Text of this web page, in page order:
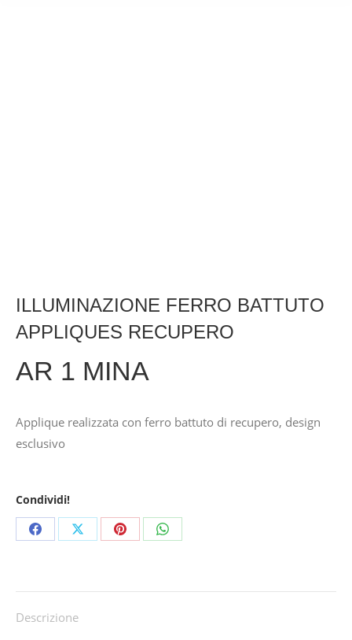
ILLUMINAZIONE FERRO BATTUTO
APPLIQUES RECUPERO
AR 1 MINA
Applique realizzata con ferro battuto di recupero, design
esclusivo
Condividi!
Share
Facebook
Share
X
Share
Pinterest
Share
WhatsApp
Descrizione